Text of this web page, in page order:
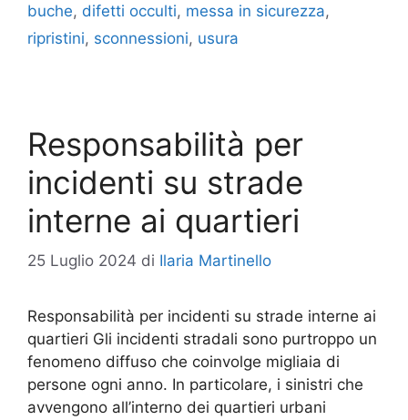
buche, difetti occulti, messa in sicurezza,
ripristini, sconnessioni, usura
Responsabilità per
incidenti su strade
interne ai quartieri
25 Luglio 2024 di Ilaria Martinello
Responsabilità per incidenti su strade interne ai
quartieri Gli incidenti stradali sono purtroppo un
fenomeno diffuso che coinvolge migliaia di
persone ogni anno. In particolare, i sinistri che
avvengono all’interno dei quartieri urbani